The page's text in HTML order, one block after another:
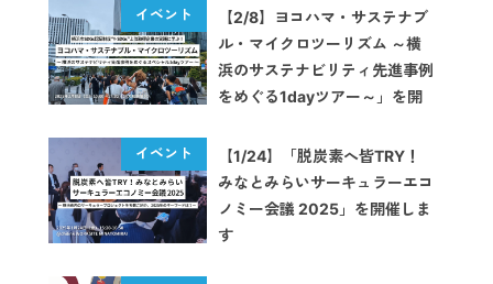
します
【2/8】ヨコハマ・サステナブ
ル・マイクロツーリズム ～横
浜のサステナビリティ先進事例
をめぐる1dayツアー～」を開
【1/24】「脱炭素へ皆TRY！
みなとみらいサーキュラーエコ
ノミー会議 2025」を開催しま
す